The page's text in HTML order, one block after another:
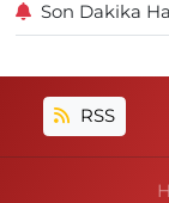
Son Dakika
RSS